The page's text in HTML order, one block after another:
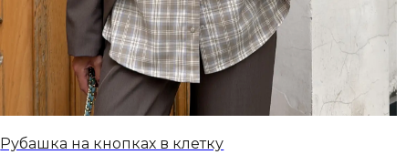
Рубашка на кнопках в клетку